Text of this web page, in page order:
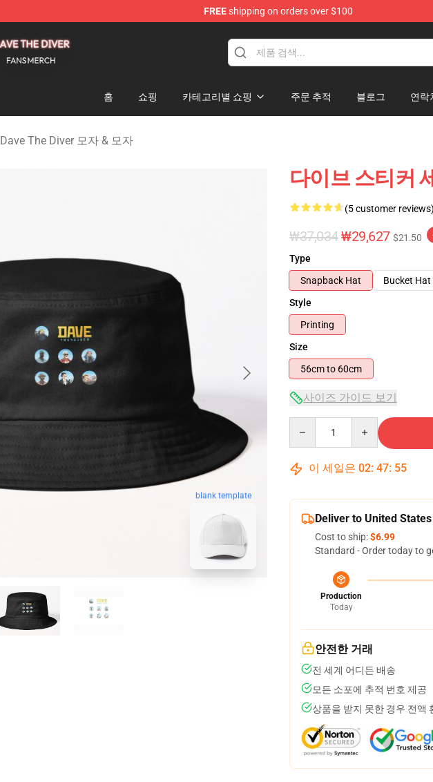
FREEshipping on orders over $100
홈 쇼핑 카테고리별 쇼핑 주문 추적 블로그 연락
Dave The Diver 모자 & 모자
blank template
다이브 스티커
(5 customer
₩37,034₩29,627 $21.50
Type
Snapback Hat
Bucket Hat
Style
Printing
Size
56cm to 60cm
사이즈 가이드 보기
이 세일은 02: 47: 54
Deliver to United States
Cost to ship:$6.99
Standard - Order today to
Production
Today
안전한 거래
전 세계 어디든 배송
모든 소포에 추적 번호 제공
상품을 받지 못한 경우 전액